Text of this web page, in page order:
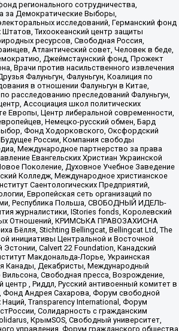
регионального сотрудничества,
за Демократические Выборы,
исследований, Германский фонд
Тихоокеанский центр защиты
ресурсов, Свободная Россия,
Атлантический совет, Человек в беде,
Джеймстаунский фонд, Прожект
Врачи против насильственного извлечения
Фалуньгун, Фалуньгун, Коалиция по
в отношении Фалуньгун в Китае,
расследованию преследований Фалуньгун,
Ассоциация школ политических
Европы, Центр либеральной современности,
Немецко-русский обмен, Бард
Фонд Ходорковского, Оксфордский
России, Компания свободы
Международное партнерство за права
Евангельских Христиан Украинской
Поколение, Духовное Учебное Заведение
Колледж, Международное христианское
Саентологических Предприятий,
Европейская сеть организаций по
Республика Польша, СВОБОДНЫЙ ИДЕЛЬ-
журналистики, IStories fonds, Королевский
Отношений, КРИМСЬКА ПРАВОЗАХИСНА
Бёлля, Stichting Bellingcat, Bellingcat Ltd, The
инициативы Центральной и Восточной
Calvert 22 Foundation, Канадский
Макдональда-Лорье, Украинская
Канады, Декабристы, Международный
Свободная пресса, Возрождение,
центр , Риддл, Русский антивоенный комитет в
Андрея Сахарова, Форум свободной
Transparеncy International, Форум
Солидарность с гражданским
КрымSOS, Свободный университет,
управления, Форум гражданского общества